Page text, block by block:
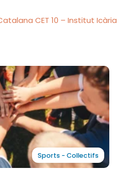
CET 10 – Institut Icària
Sports - Collectifs